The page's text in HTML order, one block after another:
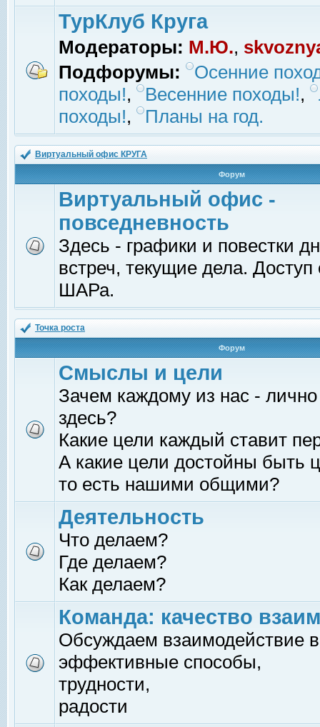
ТурКлуб Круга
Модераторы: М.Ю.,
Подфорумы:
Осенние
походы!, Весенние походы!,
походы!, Планы на год.
Виртуальный офис КРУГА
Форум
Виртуальный офис -
повседневность
Здесь - графики и повестки
встреч, текущие дела.
ШАРа.
Точка роста
Форум
Смыслы и цели
Зачем каждому из нас -
здесь?
Какие цели каждый ставит
А какие цели достойны быть
то есть нашими общими?
Деятельность
Что делаем?
Где делаем?
Как делаем?
Команда: качество
Обсуждаем взаимодействие
эффективные способы,
трудности,
радости